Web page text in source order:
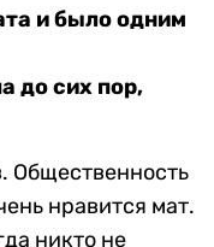
и было одним
до сих пор,
Общественность
нравится мат.
никто не